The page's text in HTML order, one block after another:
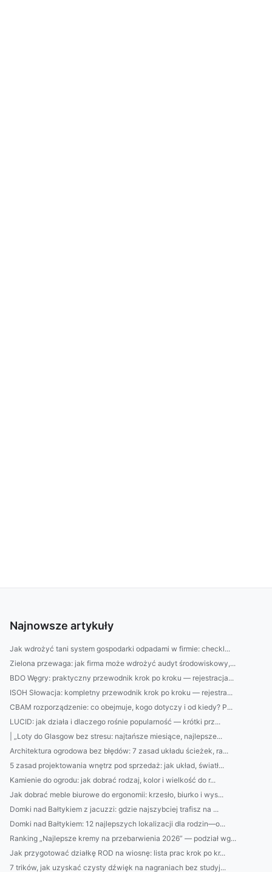
Najnowsze artykuły
Jak wdrożyć tani system gospodarki odpadami w firmie: checkl...
Zielona przewaga: jak firma może wdrożyć audyt środowiskowy,...
BDO Węgry: praktyczny przewodnik krok po kroku — rejestracja...
ISOH Słowacja: kompletny przewodnik krok po kroku — rejestra...
CBAM rozporządzenie: co obejmuje, kogo dotyczy i od kiedy? P...
LUCID: jak działa i dlaczego rośnie popularność — krótki prz...
| „Loty do Glasgow bez stresu: najtańsze miesiące, najlepsze...
Architektura ogrodowa bez błędów: 7 zasad układu ścieżek, ra...
5 zasad projektowania wnętrz pod sprzedaż: jak układ, światł...
Kamienie do ogrodu: jak dobrać rodzaj, kolor i wielkość do r...
Jak dobrać meble biurowe do ergonomii: krzesło, biurko i wys...
Domki nad Bałtykiem z jacuzzi: gdzie najszybciej trafisz na ...
Domki nad Bałtykiem: 12 najlepszych lokalizacji dla rodzin—o...
Ranking „Najlepsze kremy na przebarwienia 2026” — podział wg...
Jak przygotować działkę ROD na wiosnę: lista prac krok po kr...
7 trików, jak uzyskać czysty dźwięk na nagraniach bez studyj...